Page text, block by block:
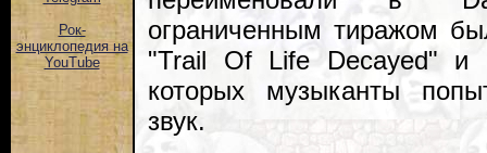
Рок-
энциклопедия на
YouTube
ограниченным тиражом
"Trail Of Life Decayed" и
которых музыканты
звук.